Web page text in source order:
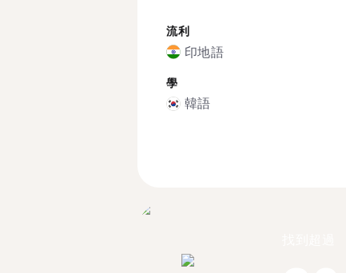
流利
印地語
學
韓語